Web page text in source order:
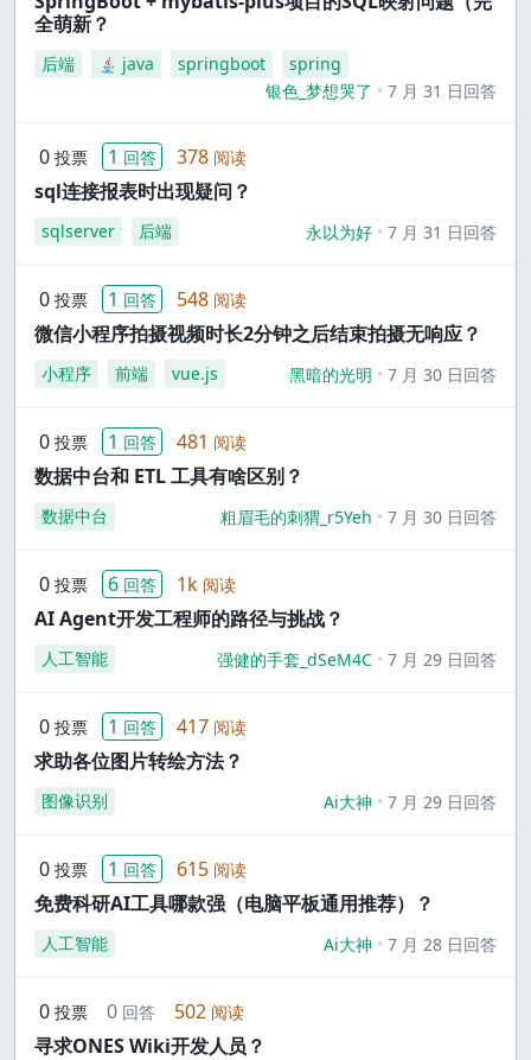
全萌新？
后端 java springboot
spring
银色_梦想哭了
7 月 31 日回答
0 投票 1 回答 378 阅读
sql连接报表时出现疑问？
sqlserver 后端 永以为好 7 月 31 日回答
0 投票 1 回答 548 阅读
微信小程序拍摄视频时长2分钟之后结束拍摄无响应？
小程序 前端 vue.js 黑暗的光明 7 月 30 日回答
0 投票 1 回答 481 阅读
数据中台和 ETL 工具有啥区别？
数据中台 粗眉毛的刺猬_r5Yeh 7 月 30 日回答
0 投票 6 回答 1k 阅读
AI Agent开发工程师的路径与挑战？
人工智能 强健的手套_dSeM4C 7 月 29 日回答
0 投票 1 回答 417 阅读
求助各位图片转绘方法？
图像识别 Ai大神 7 月 29 日回答
0 投票 1 回答 615 阅读
免费科研AI工具哪款强（电脑平板通用推荐）？
人工智能 Ai大神 7 月 28 日回答
0 投票 0 回答 502 阅读
寻求ONES Wiki开发人员？